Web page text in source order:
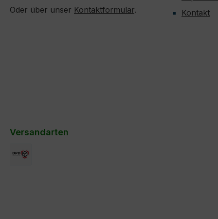
blutbildend Stuhl festigend
Oder über unser Kontaktformular.
Kontakt
Versandarten